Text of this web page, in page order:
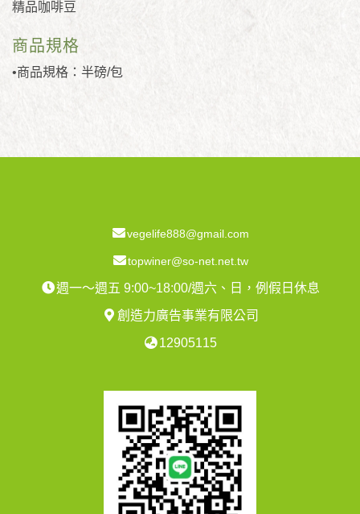
精品咖啡豆
商品規格
•商品規格：半磅/包
vegelife888@gmail.com
topwiner@so-net.net.tw
週一～週五 9:00~18:00/週六、日，例假日休息
創造力廣告事業有限公司
12905115